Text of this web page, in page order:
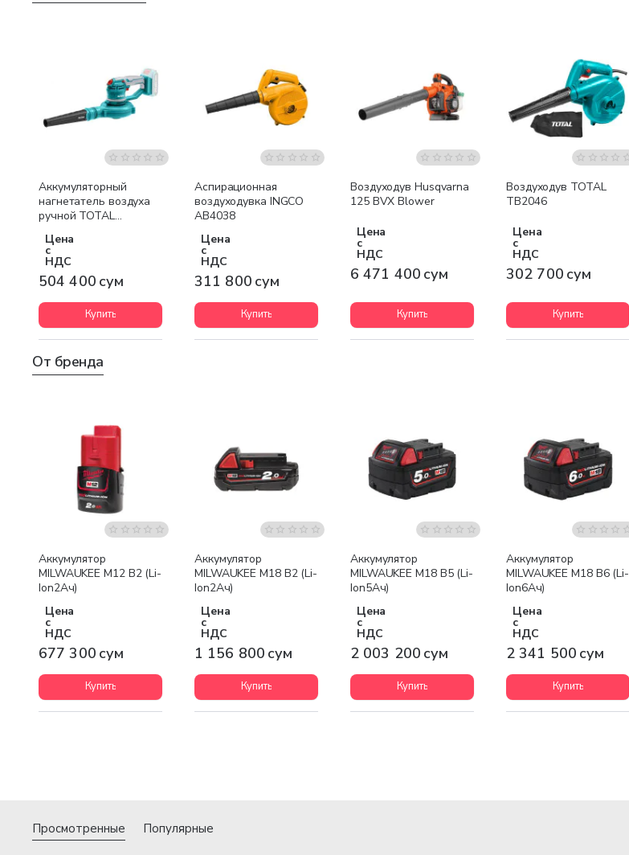
Аккумуляторный
нагнетатель воздуха
ручной TOTAL
Цена
с
НДС
504 400 сум
Купить
Аспирационная
воздуходувка INGCO
AB4038
Цена
с
НДС
311 800 сум
Купить
Бесплатная доставка
Воздуходув Husqvarna
125 BVX Blower
Цена
с
НДС
6 471 400 сум
Купить
Воздуходув TOTAL
TB2046
Цена
с
НДС
302 700 сум
Купить
От бренда
Аккумулятор
MILWAUKEE M12 B2 (Li-
Ion2Ач)
Цена
с
НДС
677 300 сум
Купить
Аккумулятор
MILWAUKEE M18 B2 (Li-
Ion2Ач)
Цена
с
НДС
1 156 800 сум
Купить
Аккумулятор
MILWAUKEE M18 B5 (Li-
Ion5Ач)
Цена
с
НДС
2 003 200 сум
Купить
Аккумулятор
MILWAUKEE M18 B6 (Li-
Ion6Ач)
Цена
с
НДС
2 341 500 сум
Купить
Просмотренные Популярные